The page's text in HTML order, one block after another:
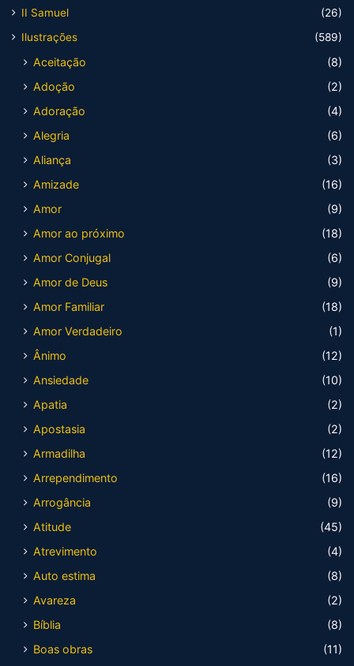
II Samuel
(26)
Ilustrações
(589)
Aceitação
(8)
Adoção
(2)
Adoração
(4)
Alegria
(6)
Aliança
(3)
Amizade
(16)
Amor
(9)
Amor ao próximo
(18)
Amor Conjugal
(6)
Amor de Deus
(9)
Amor Familiar
(18)
Amor Verdadeiro
(1)
Ânimo
(12)
Ansiedade
(10)
Apatia
(2)
Apostasia
(2)
Armadilha
(12)
Arrependimento
(16)
Arrogância
(9)
Atitude
(45)
Atrevimento
(4)
Auto estima
(8)
Avareza
(2)
Bíblia
(8)
Boas obras
(11)